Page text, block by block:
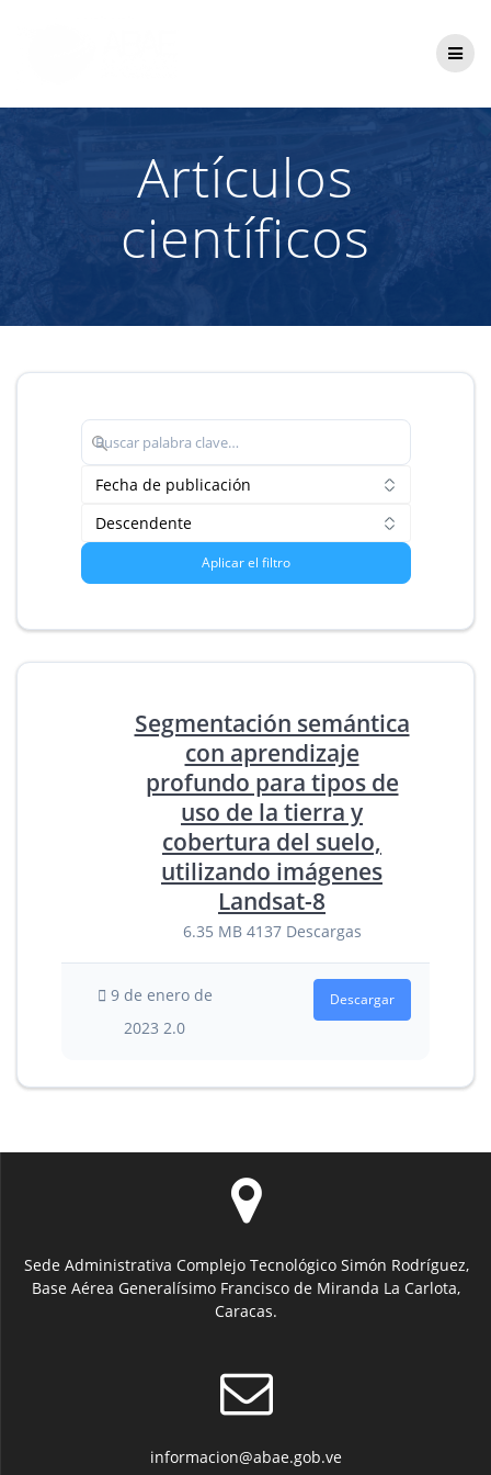
Artículos
científicos
Aplicar el filtro
Segmentación semántica
con aprendizaje
profundo para tipos de
uso de la tierra y
cobertura del suelo,
utilizando imágenes
Landsat-8
6.35 MB 4137 Descargas
9 de enero de
2023 2.0
Descargar
Sede Administrativa Complejo Tecnológico Simón Rodríguez,
Base Aérea Generalísimo Francisco de Miranda La Carlota,
Caracas.
informacion@abae.gob.ve